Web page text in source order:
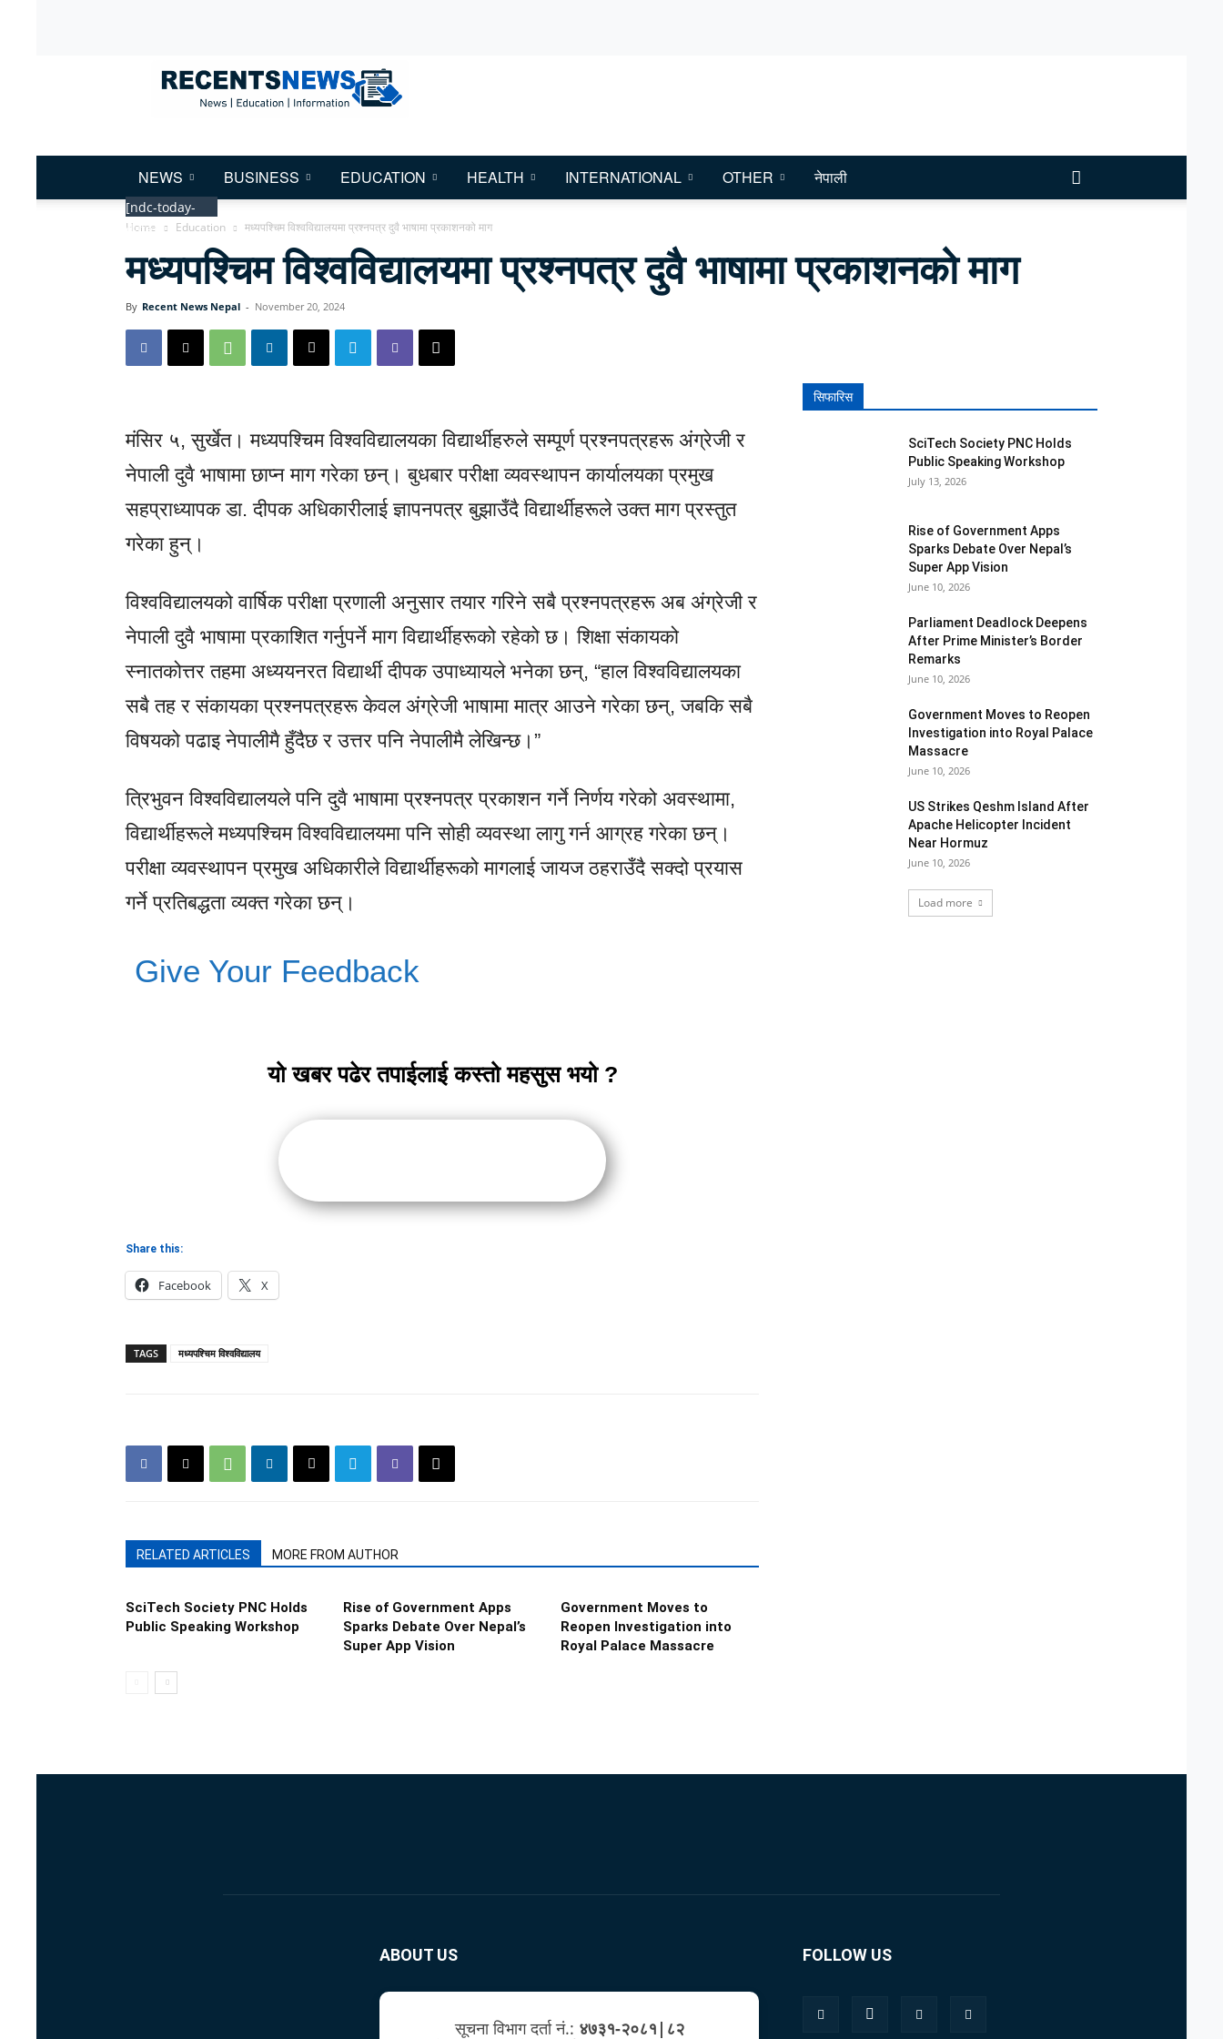
News
Nepal
[ndc-today-
date]
NEWS BUSINESS EDUCATION HEALTH INTERNATIONAL OTHER नेपाली
Home Education मध्यपश्चिम विश्वविद्यालयमा प्रश्नपत्र दुवै भाषामा प्रकाशनको माग
मध्यपश्चिम विश्वविद्यालयमा प्रश्नपत्र दुवै भाषामा प्रकाशनको माग
By Recent News Nepal - November 20, 2024
मंसिर ५, सुर्खेत। मध्यपश्चिम विश्वविद्यालयका विद्यार्थीहरुले सम्पूर्ण प्रश्नपत्रहरू अंग्रेजी र
नेपाली दुवै भाषामा छाप्न माग गरेका छन्। बुधबार परीक्षा व्यवस्थापन कार्यालयका प्रमुख
सहप्राध्यापक डा. दीपक अधिकारीलाई ज्ञापनपत्र बुझाउँदै विद्यार्थीहरूले उक्त माग प्रस्तुत
गरेका हुन्।
विश्वविद्यालयको वार्षिक परीक्षा प्रणाली अनुसार तयार गरिने सबै प्रश्नपत्रहरू अब अंग्रेजी र
नेपाली दुवै भाषामा प्रकाशित गर्नुपर्ने माग विद्यार्थीहरूको रहेको छ। शिक्षा संकायको
स्नातकोत्तर तहमा अध्ययनरत विद्यार्थी दीपक उपाध्यायले भनेका छन्, “हाल विश्वविद्यालयका
सबै तह र संकायका प्रश्नपत्रहरू केवल अंग्रेजी भाषामा मात्र आउने गरेका छन्, जबकि सबै
विषयको पढाइ नेपालीमै हुँदैछ र उत्तर पनि नेपालीमै लेखिन्छ।”
त्रिभुवन विश्वविद्यालयले पनि दुवै भाषामा प्रश्नपत्र प्रकाशन गर्ने निर्णय गरेको अवस्थामा,
विद्यार्थीहरूले मध्यपश्चिम विश्वविद्यालयमा पनि सोही व्यवस्था लागु गर्न आग्रह गरेका छन्।
परीक्षा व्यवस्थापन प्रमुख अधिकारीले विद्यार्थीहरूको मागलाई जायज ठहराउँदै सक्दो प्रयास
गर्ने प्रतिबद्धता व्यक्त गरेका छन्।
Give Your Feedback
यो खबर पढेर तपाईलाई कस्तो महसुस भयो ?
Share this:
Facebook X
TAGS मध्यपश्चिम विश्वविद्यालय
RELATED ARTICLES MORE FROM AUTHOR
SciTech Society PNC Holds
Public Speaking Workshop
Rise of Government Apps
Sparks Debate Over Nepal’s
Super App Vision
Government Moves to
Reopen Investigation into
Royal Palace Massacre
सिफारिस
SciTech Society PNC Holds
Public Speaking Workshop
July 13, 2026
Rise of Government Apps
Sparks Debate Over Nepal’s
Super App Vision
June 10, 2026
Parliament Deadlock Deepens
After Prime Minister’s Border
Remarks
June 10, 2026
Government Moves to Reopen
Investigation into Royal Palace
Massacre
June 10, 2026
US Strikes Qeshm Island After
Apache Helicopter Incident
Near Hormuz
June 10, 2026
Load more
ABOUT US
सूचना विभाग दर्ता नं.: ४७३१-२०८१|८२
FOLLOW US